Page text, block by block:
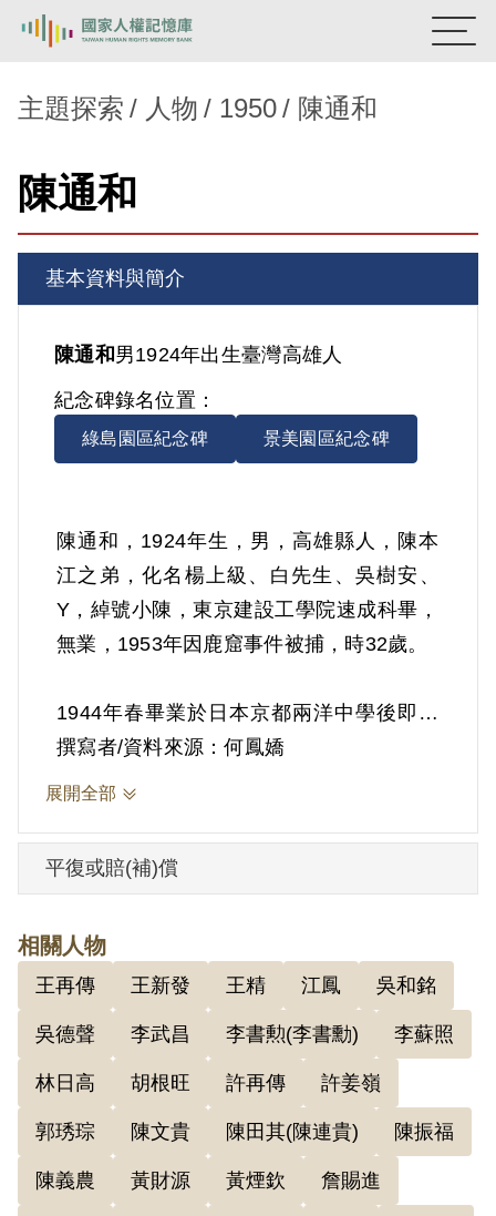
新生訓導處
主題探索
背景知識
關於我們
意見信箱
主題探索 人物 1950 陳通和
陳通和
基本資料與簡介
陳通和 男1924年出生臺灣高雄人
紀念碑錄名位置：
綠島園區紀念碑 景美園區紀念碑
陳通和，1924年生，男，高雄縣人，陳本
江之弟，化名楊上級、白先生、吳樹安、
Y，綽號小陳，東京建設工學院速成科畢，
無業，1953年因鹿窟事件被捕，時32歲。
1944年春畢業於日本京都兩洋中學後即入
東京建設工學院速成科，1年畢業後，1946
年2月返臺，在其二哥陳兩和處裕和輪胎工
明谷介紹任基隆中學訓導處幹事。1948年
年底任臺北市腳踏車公會書記，嗣即專做
黨工。
根據官方資料記載，他於1947年8月在基隆
中學由大哥陳本江、藍明谷二人介紹入共
黨，先後受藍明谷、陳本江、郭琇琮、蔡
孝乾等領導。入黨時在基隆中學做學運工
作，領導學生課外活動。1949年2月充任共
撰寫者/資料來源：何鳳嬌
展開全部
平復或賠(補)償
相關人物
王再傳 王新發 王精 江鳳 吳和銘
吳德聲 李武昌 李書勲(李書勳) 李蘇照
林日高 胡根旺 許再傳 許姜嶺
郭琇琮 陳文貴 陳田其(陳連貴) 陳振福
陳義農 黃財源 黃煙欽 詹賜進